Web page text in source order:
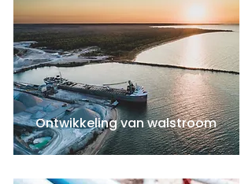
Ontwikkeling van walstroom